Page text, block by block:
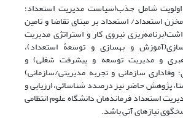
شامل جذب(سیاست مدیریت استعداد؛
استعداد‌/ استعداد بر مبنای تقاضا و تامین
نیروی کار و استراتژی مدیریت
و بهسازی و توسعۀ استعداد)،
و مدیریت توسعه و پیشرفت شغلی) و
وفاداری سازمانی و تجربه مدیریتی/سازمانی)
پژوهش حاضر نیز درصدد شناسائی، ارزیابی و
استعداد فرماندهان دانشگاه علوم انتظامی
نیازهای آتی باشد.